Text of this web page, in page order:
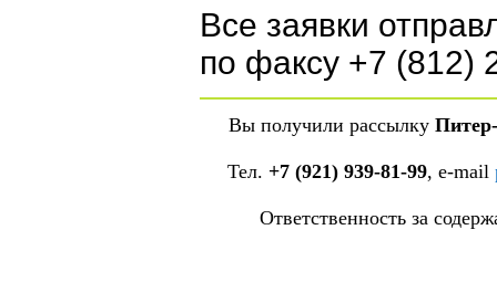
Все заявки
по факсу +7 (812)
Вы получили рассылку
Тел. +7 (921) 939-81-99, е-mail
Ответственность за